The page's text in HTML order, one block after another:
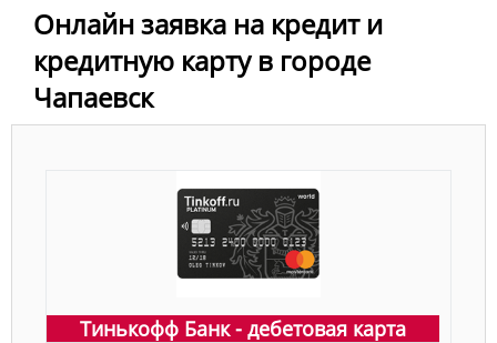
Онлайн заявка на кредит и
кредитную карту в городе
Чапаевск
Тинькофф Банк - дебетовая карта